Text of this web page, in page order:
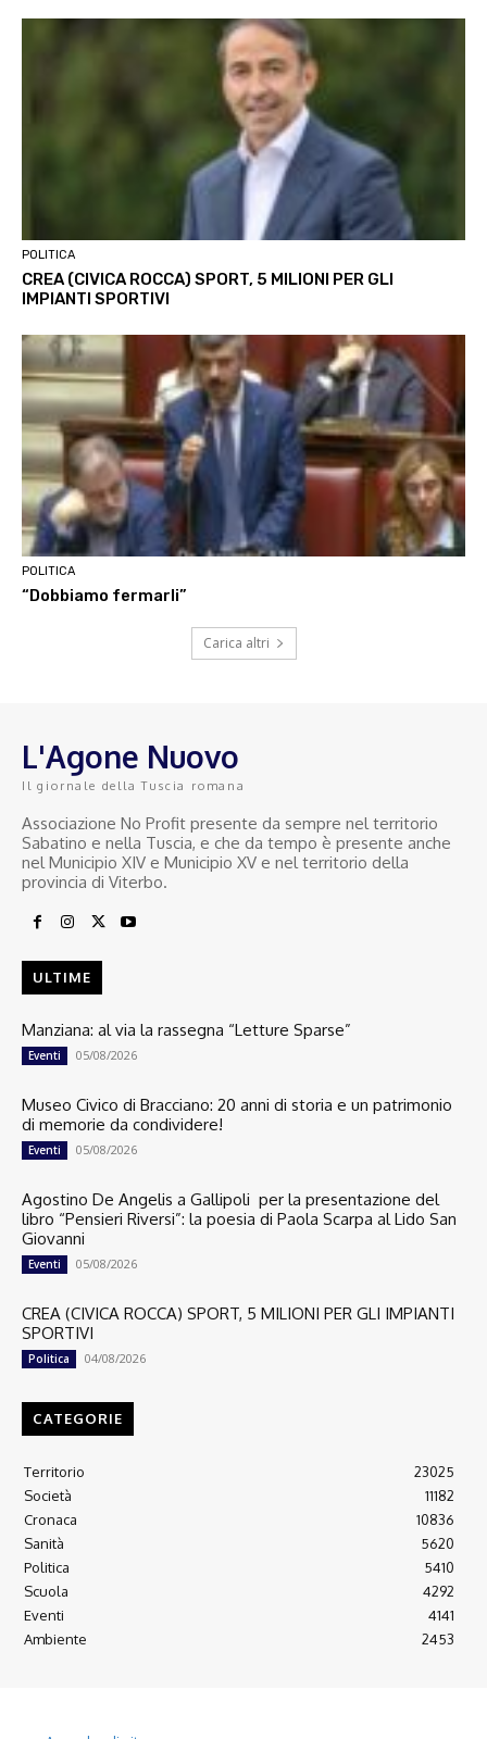
POLITICA
CREA (CIVICA ROCCA) SPORT, 5 MILIONI PER GLI
IMPIANTI SPORTIVI
POLITICA
“Dobbiamo fermarli”
Carica altri
L'Agone Nuovo
Il giornale della Tuscia romana
Associazione No Profit presente da sempre nel territorio
Sabatino e nella Tuscia, e che da tempo è presente anche
nel Municipio XIV e Municipio XV e nel territorio della
provincia di Viterbo.
ULTIME
Manziana: al via la rassegna “Letture Sparse”
Eventi 05/08/2026
Museo Civico di Bracciano: 20 anni di storia e un patrimonio
di memorie da condividere!
Eventi 05/08/2026
Agostino De Angelis a Gallipoli per la presentazione del
libro “Pensieri Riversi”: la poesia di Paola Scarpa al Lido San
Giovanni
Eventi 05/08/2026
CREA (CIVICA ROCCA) SPORT, 5 MILIONI PER GLI IMPIANTI
SPORTIVI
Politica 04/08/2026
CATEGORIE
Territorio
23025
Società
11182
Cronaca
10836
Sanità
5620
Politica
5410
Scuola
4292
Eventi
4141
Ambiente
2453